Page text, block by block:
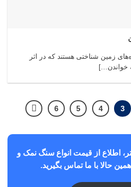
زمین شناختی هستند که در اثر
خواندن…]
3
4
5
6
اطلاع از قیمت انواع سنگ نمک و
حالا با ما تماس بگیرید.